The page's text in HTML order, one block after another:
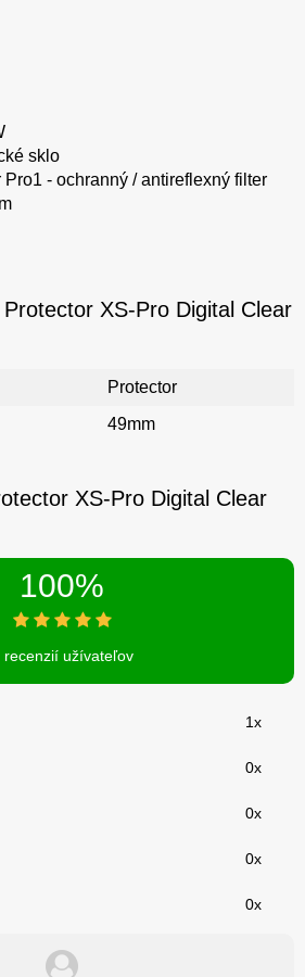
sklo
Pro1 - ochranný / antireflexný filter
XS-Pro Digital Clear
Protector
49mm
XS-Pro Digital Clear
100%
recenzií užívateľov
1x
0x
0x
0x
0x